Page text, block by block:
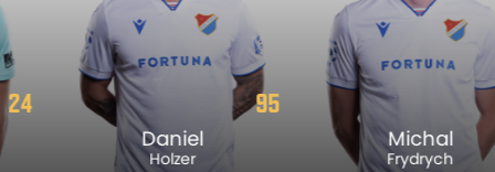
Daniel
Holzer
17
Michal
Frydrych